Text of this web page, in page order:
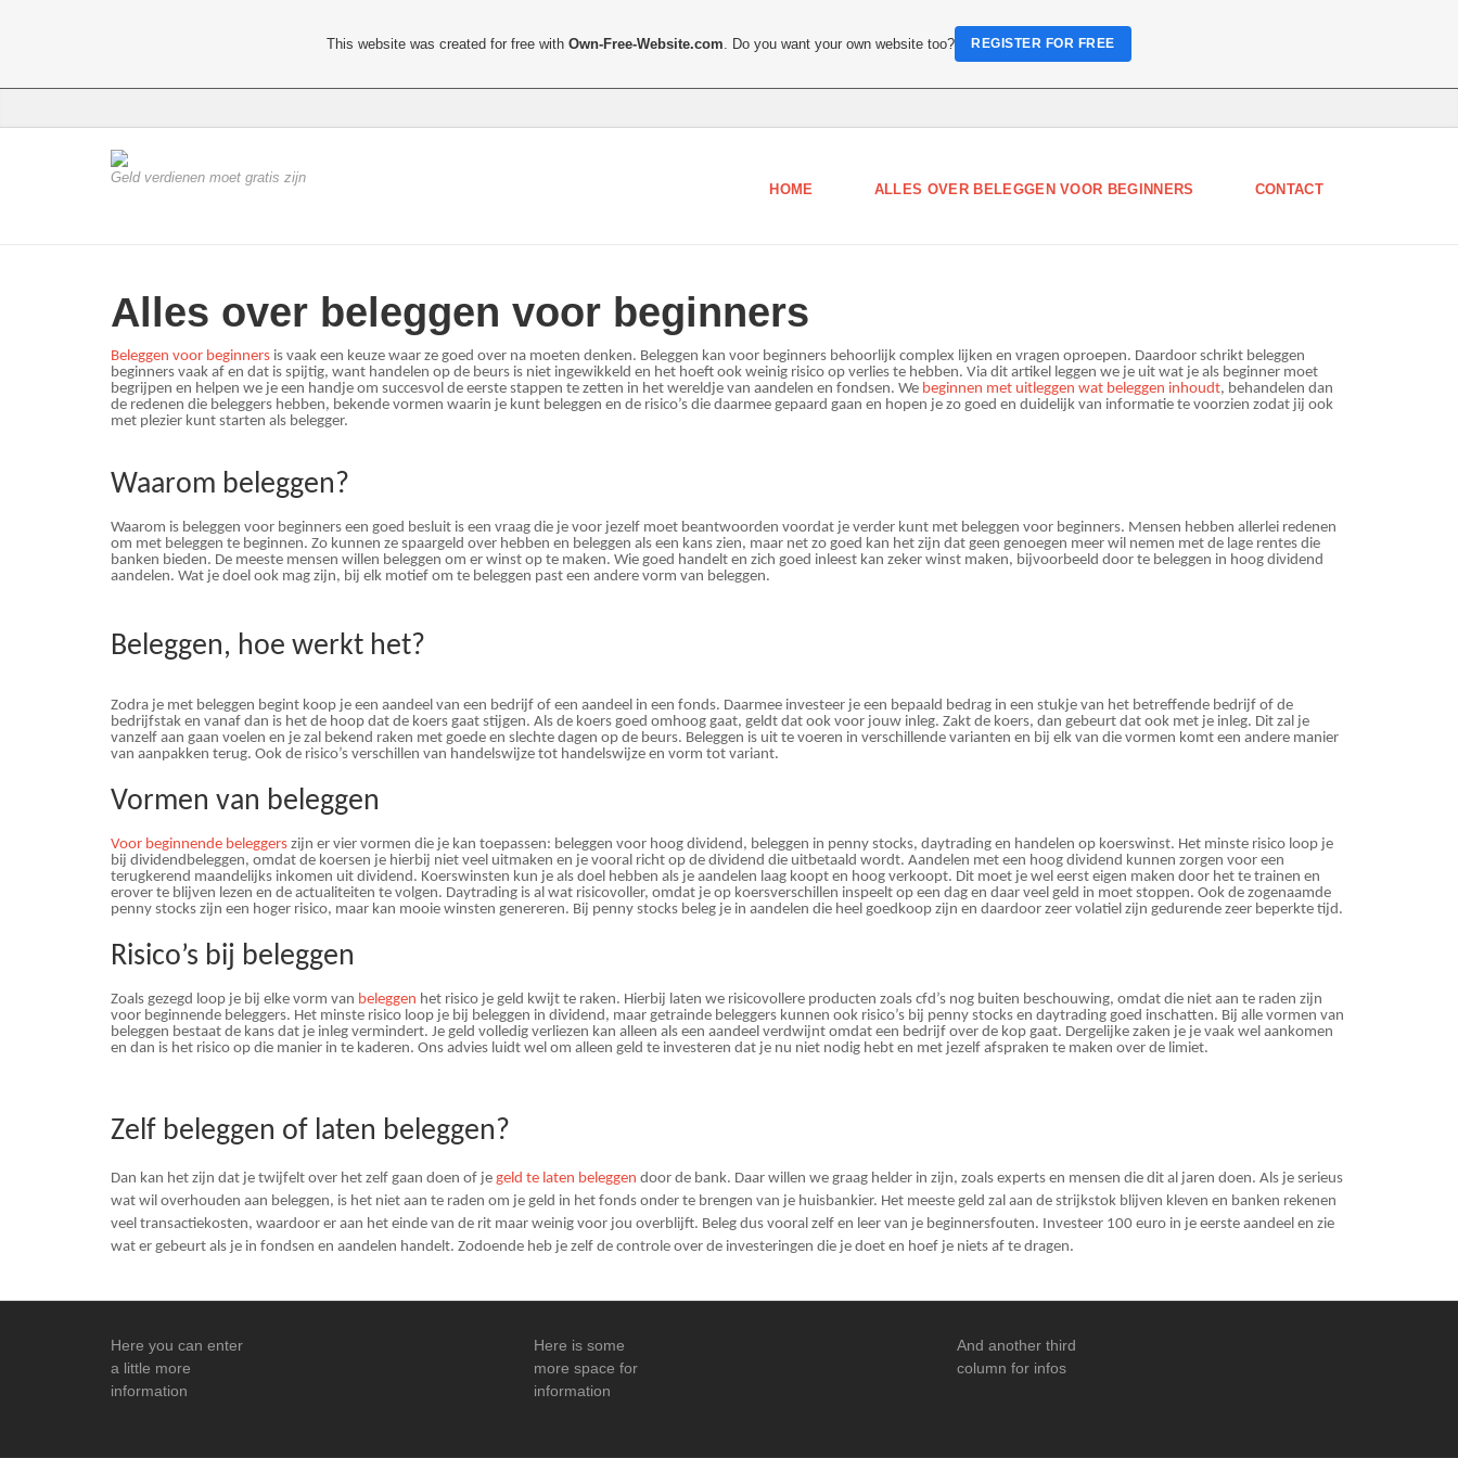
Geld verdienen moet gratis zijn
HOME ALLES OVER BELEGGEN VOOR BEGINNERS CONTACT
Alles over beleggen voor beginners
Beleggen voor beginners is vaak een keuze waar ze goed over na moeten denken. Beleggen kan voor beginners behoorlijk complex lijken en vragen oproepen. Daardoor schrikt beleggen
beginners vaak af en dat is spijtig, want handelen op de beurs is niet ingewikkeld en het hoeft ook weinig risico op verlies te hebben. Via dit artikel leggen we je uit wat je als beginner moet
begrijpen en helpen we je een handje om succesvol de eerste stappen te zetten in het wereldje van aandelen en fondsen. We beginnen met uitleggen wat beleggen inhoudt, behandelen dan
de redenen die beleggers hebben, bekende vormen waarin je kunt beleggen en de risico’s die daarmee gepaard gaan en hopen je zo goed en duidelijk van informatie te voorzien zodat jij ook
met plezier kunt starten als belegger.
Waarom beleggen?
Waarom is beleggen voor beginners een goed besluit is een vraag die je voor jezelf moet beantwoorden voordat je verder kunt met beleggen voor beginners. Mensen hebben allerlei redenen
om met beleggen te beginnen. Zo kunnen ze spaargeld over hebben en beleggen als een kans zien, maar net zo goed kan het zijn dat geen genoegen meer wil nemen met de lage rentes die
banken bieden. De meeste mensen willen beleggen om er winst op te maken. Wie goed handelt en zich goed inleest kan zeker winst maken, bijvoorbeeld door te beleggen in hoog dividend
aandelen. Wat je doel ook mag zijn, bij elk motief om te beleggen past een andere vorm van beleggen.
Beleggen, hoe werkt het?
Zodra je met beleggen begint koop je een aandeel van een bedrijf of een aandeel in een fonds. Daarmee investeer je een bepaald bedrag in een stukje van het betreffende bedrijf of de
bedrijfstak en vanaf dan is het de hoop dat de koers gaat stijgen. Als de koers goed omhoog gaat, geldt dat ook voor jouw inleg. Zakt de koers, dan gebeurt dat ook met je inleg. Dit zal je
vanzelf aan gaan voelen en je zal bekend raken met goede en slechte dagen op de beurs. Beleggen is uit te voeren in verschillende varianten en bij elk van die vormen komt een andere manier
van aanpakken terug. Ook de risico’s verschillen van handelswijze tot handelswijze en vorm tot variant.
Vormen van beleggen
Voor beginnende beleggers zijn er vier vormen die je kan toepassen: beleggen voor hoog dividend, beleggen in penny stocks, daytrading en handelen op koerswinst. Het minste risico loop je
bij dividendbeleggen, omdat de koersen je hierbij niet veel uitmaken en je vooral richt op de dividend die uitbetaald wordt. Aandelen met een hoog dividend kunnen zorgen voor een
terugkerend maandelijks inkomen uit dividend. Koerswinsten kun je als doel hebben als je aandelen laag koopt en hoog verkoopt. Dit moet je wel eerst eigen maken door het te trainen en
erover te blijven lezen en de actualiteiten te volgen. Daytrading is al wat risicovoller, omdat je op koersverschillen inspeelt op een dag en daar veel geld in moet stoppen. Ook de zogenaamde
penny stocks zijn een hoger risico, maar kan mooie winsten genereren. Bij penny stocks beleg je in aandelen die heel goedkoop zijn en daardoor zeer volatiel zijn gedurende zeer beperkte tijd.
Risico’s bij beleggen
Zoals gezegd loop je bij elke vorm van beleggen het risico je geld kwijt te raken. Hierbij laten we risicovollere producten zoals cfd’s nog buiten beschouwing, omdat die niet aan te raden zijn
voor beginnende beleggers. Het minste risico loop je bij beleggen in dividend, maar getrainde beleggers kunnen ook risico’s bij penny stocks en daytrading goed inschatten. Bij alle vormen van
beleggen bestaat de kans dat je inleg vermindert. Je geld volledig verliezen kan alleen als een aandeel verdwijnt omdat een bedrijf over de kop gaat. Dergelijke zaken je je vaak wel aankomen
en dan is het risico op die manier in te kaderen. Ons advies luidt wel om alleen geld te investeren dat je nu niet nodig hebt en met jezelf afspraken te maken over de limiet.
Zelf beleggen of laten beleggen?
Dan kan het zijn dat je twijfelt over het zelf gaan doen of je geld te laten beleggen door de bank. Daar willen we graag helder in zijn, zoals experts en mensen die dit al jaren doen. Als je serieus
wat wil overhouden aan beleggen, is het niet aan te raden om je geld in het fonds onder te brengen van je huisbankier. Het meeste geld zal aan de strijkstok blijven kleven en banken rekenen
veel transactiekosten, waardoor er aan het einde van de rit maar weinig voor jou overblijft. Beleg dus vooral zelf en leer van je beginnersfouten. Investeer 100 euro in je eerste aandeel en zie
wat er gebeurt als je in fondsen en aandelen handelt. Zodoende heb je zelf de controle over de investeringen die je doet en hoef je niets af te dragen.
Here you can enter
a little more
information
Here is some
more space for
information
And another third
column for infos
This website was created for free withOwn-Free-Website.com . Do you want your own website too? REGISTER FOR FREE